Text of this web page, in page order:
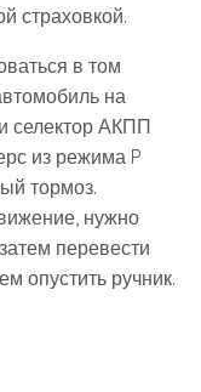
страховкой.
в том
на
селектор АКПП
из режима P
тормоз.
нужно
перевести
опустить ручник.